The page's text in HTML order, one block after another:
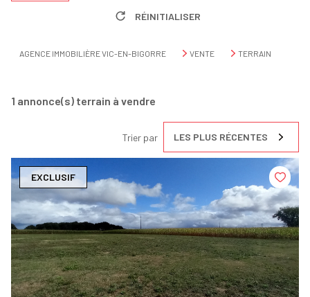
RÉINITIALISER
AGENCE IMMOBILIÈRE VIC-EN-BIGORRE VENTE TERRAIN
1 annonce(s) terrain à vendre
Trier par LES PLUS RÉCENTES
EXCLUSIF